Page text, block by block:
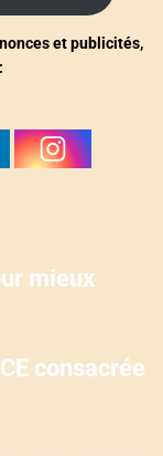
et publicités,
mieux
consacrée